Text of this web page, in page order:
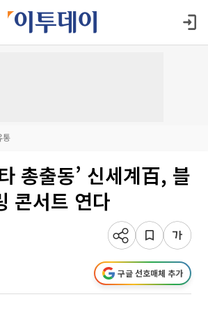
통
총출동’ 신세계百, 블
콘서트 연다
구글 선호매체 추가